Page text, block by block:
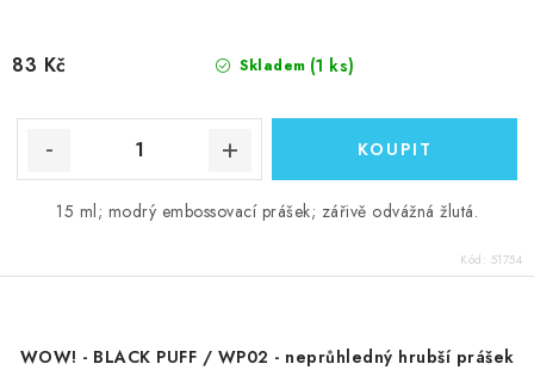
Skladem (1 ks)
83 Kč
15 ml; modrý embossovací prášek; zářivě odvážná žlutá.
Kód: 51754
WOW! - BLACK PUFF / WP02 - neprůhledný hrubší prášek